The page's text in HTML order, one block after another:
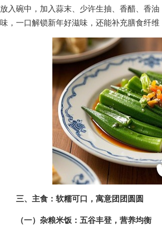
放入碗中，加入蒜末、少许生抽、香醋、香
味，一口解锁新年好滋味，还能补充膳食纤维
三、主食：软糯可口，寓意团团圆圆
（一）杂粮米饭：五谷丰登，营养均衡